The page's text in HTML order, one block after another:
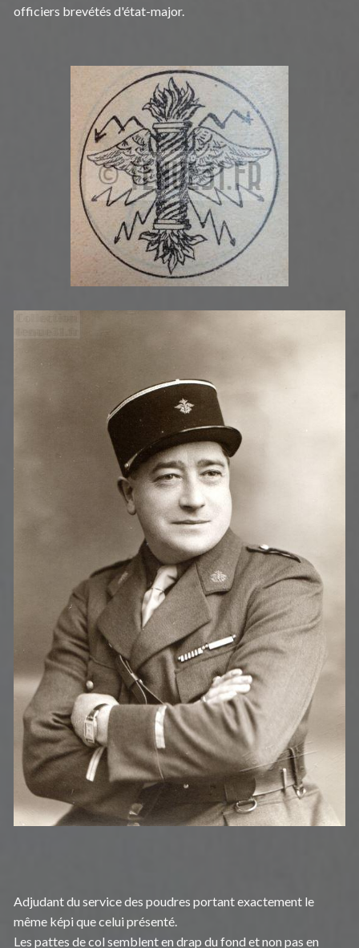
officiers brevétés d'état-major.
Adjudant du service des poudres portant exactement le
même képi que celui présenté.
Les pattes de col semblent en drap du fond et non pas en